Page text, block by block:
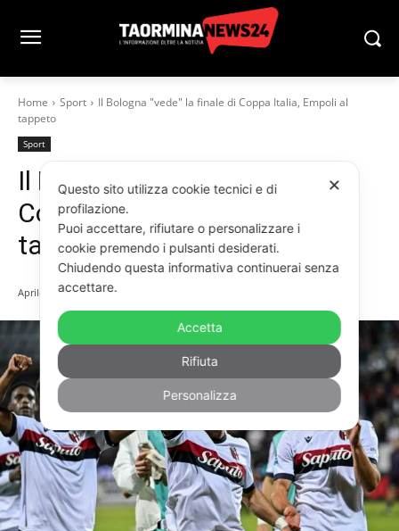
Home Sport
Il Bologna "vede" la finale di Coppa Italia, Empoli al
tappeto
Sport
Il Bologna “vede” la finale di
Coppa Italia, Empoli al
tappeto
Aprile 1, 2025
✕
Questo sito utilizza cookie tecnici e di
profilazione.
Puoi accettare, rifiutare o personalizzare i
cookie premendo i pulsanti desiderati.
Chiudendo questa informativa continuerai senza
accettare.
Accetta
Rifiuta
Personalizza